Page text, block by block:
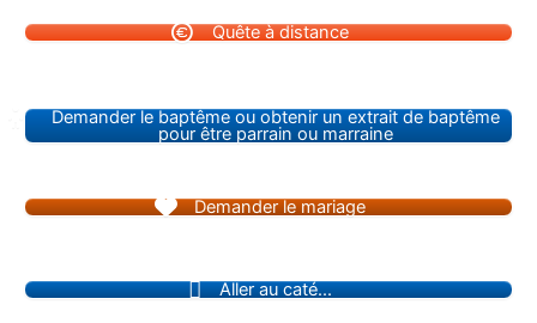
Quête à distance
Demander le baptême ou obtenir un extrait de baptême
pour être parrain ou marraine
Demander le mariage
Aller au caté...